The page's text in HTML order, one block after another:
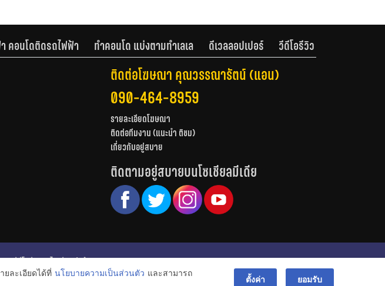
คอนโดติดรถไฟฟ้า ทำคอนโด แบ่งตามทำเลเล ดีเวลลอปเปอร์ วีดีโอรีวิว
ติดต่อโฆษณา คุณวรรณารัตน์ (แอน)
090-464-8959
รายละเอียดโฆษณา
ติดต่อทีมงาน (แนะนำ ติชม)
เกี่ยวกับอยู่สบาย
ติดตามอยู่สบายบนโซเชียลมีเดีย
วีดีโอรีวิว
ไอเดียแต่งบ้าน
© สงวนลิขสิทธิ์ 2556-2564
ละเอียดได้ที่ นโยบายความเป็นส่วนตัว และสามารถ
ตั้งค่า ยอมรับ